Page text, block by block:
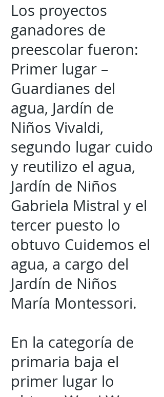
Los proyectos
ganadores de
preescolar fueron:
Primer lugar –
Guardianes del
agua, Jardín de
Niños Vivaldi,
segundo lugar cuido
y reutilizo el agua,
Jardín de Niños
Gabriela Mistral y el
tercer puesto lo
obtuvo Cuidemos el
agua, a cargo del
Jardín de Niños
María Montessori.
En la categoría de
primaria baja el
primer lugar lo